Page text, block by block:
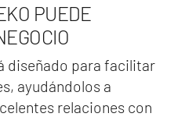
PUEDE
diseñado para facilitar
ayudándolos a
relaciones con